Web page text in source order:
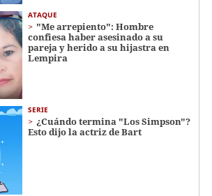
ATAQUE
"Me arrepiento": Hombre
confiesa haber asesinado a su
pareja y herido a su hijastra en
Lempira
SERIE
¿Cuándo termina "Los Simpson"?
Esto dijo la actriz de Bart